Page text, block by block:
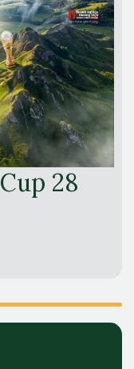
28